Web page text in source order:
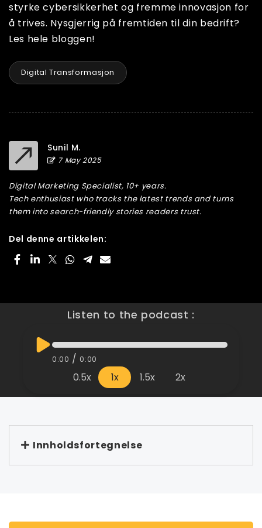
styrke cybersikkerhet og fremme innovasjon for
å trives. Nysgjerrig på fremtiden til din bedrift?
Les hele bloggen!
Digital Transformasjon
Sunil M.
7 May 2025
Digital Marketing Specialist, 10+ years.
Tech enthusiast who tracks the latest trends and turns
them into search-friendly stories readers trust.
Del denne artikkelen:
Listen to the podcast :
0:00 / 0:00
0.5x 1x 1.5x 2x
Innholdsfortegnelse